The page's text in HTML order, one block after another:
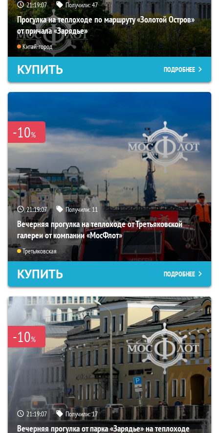
21:19:06 Получили:47
Прогулка на теплоходе по маршруту «Золотой Остров»
от причала «Зарядье»
Китай-город
КУПИТЬ ПОДРОБНЕЕ
-10%
21:19:06 Получили: 11
Вечерняя прогулка на теплоходе от Третьяковской
галереи от компании «МосФлот»
Третьяковская
КУПИТЬ ПОДРОБНЕЕ
-10%
21:19:06 Получили:17
Вечерняя прогулка от парка «Зарядье» на теплоходе